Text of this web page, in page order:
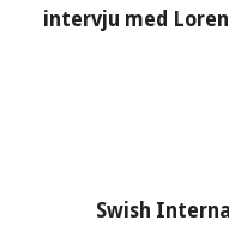
intervju med
Swish